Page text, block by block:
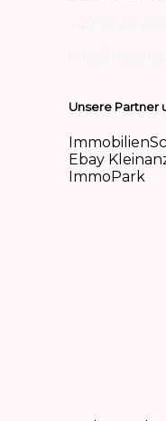
Unsere Partner
Ebay
ImmoPark